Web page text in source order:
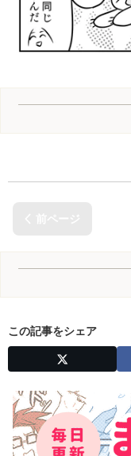
この記事をシェア